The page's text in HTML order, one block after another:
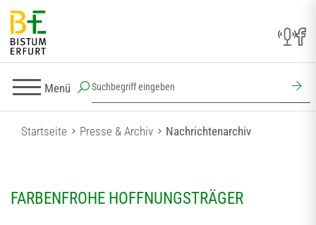
Menü
Startseite Presse & Archiv Nachrichtenarchiv
FARBENFROHE HOFFNUNGSTRÄGER